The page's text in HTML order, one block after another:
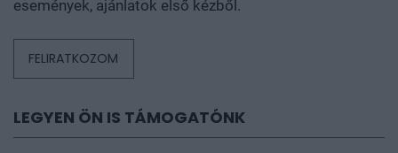
események, ajánlatok első kézből.
FELIRATKOZOM
LEGYEN ÖN IS TÁMOGATÓNK